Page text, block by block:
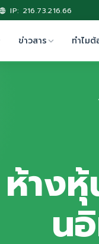
IP: 216.73.216.66
ข่าวสาร ทำไมต้
ห้าง
น